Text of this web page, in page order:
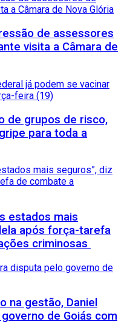
de assessores
visita a Câmara de
de grupos de risco,
para toda a
estados mais
após força-tarefa
criminosas
na gestão, Daniel
de Goiás com